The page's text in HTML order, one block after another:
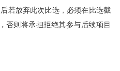
若放弃此次比选，必须在比选截
否则将承担拒绝其参与后续项目